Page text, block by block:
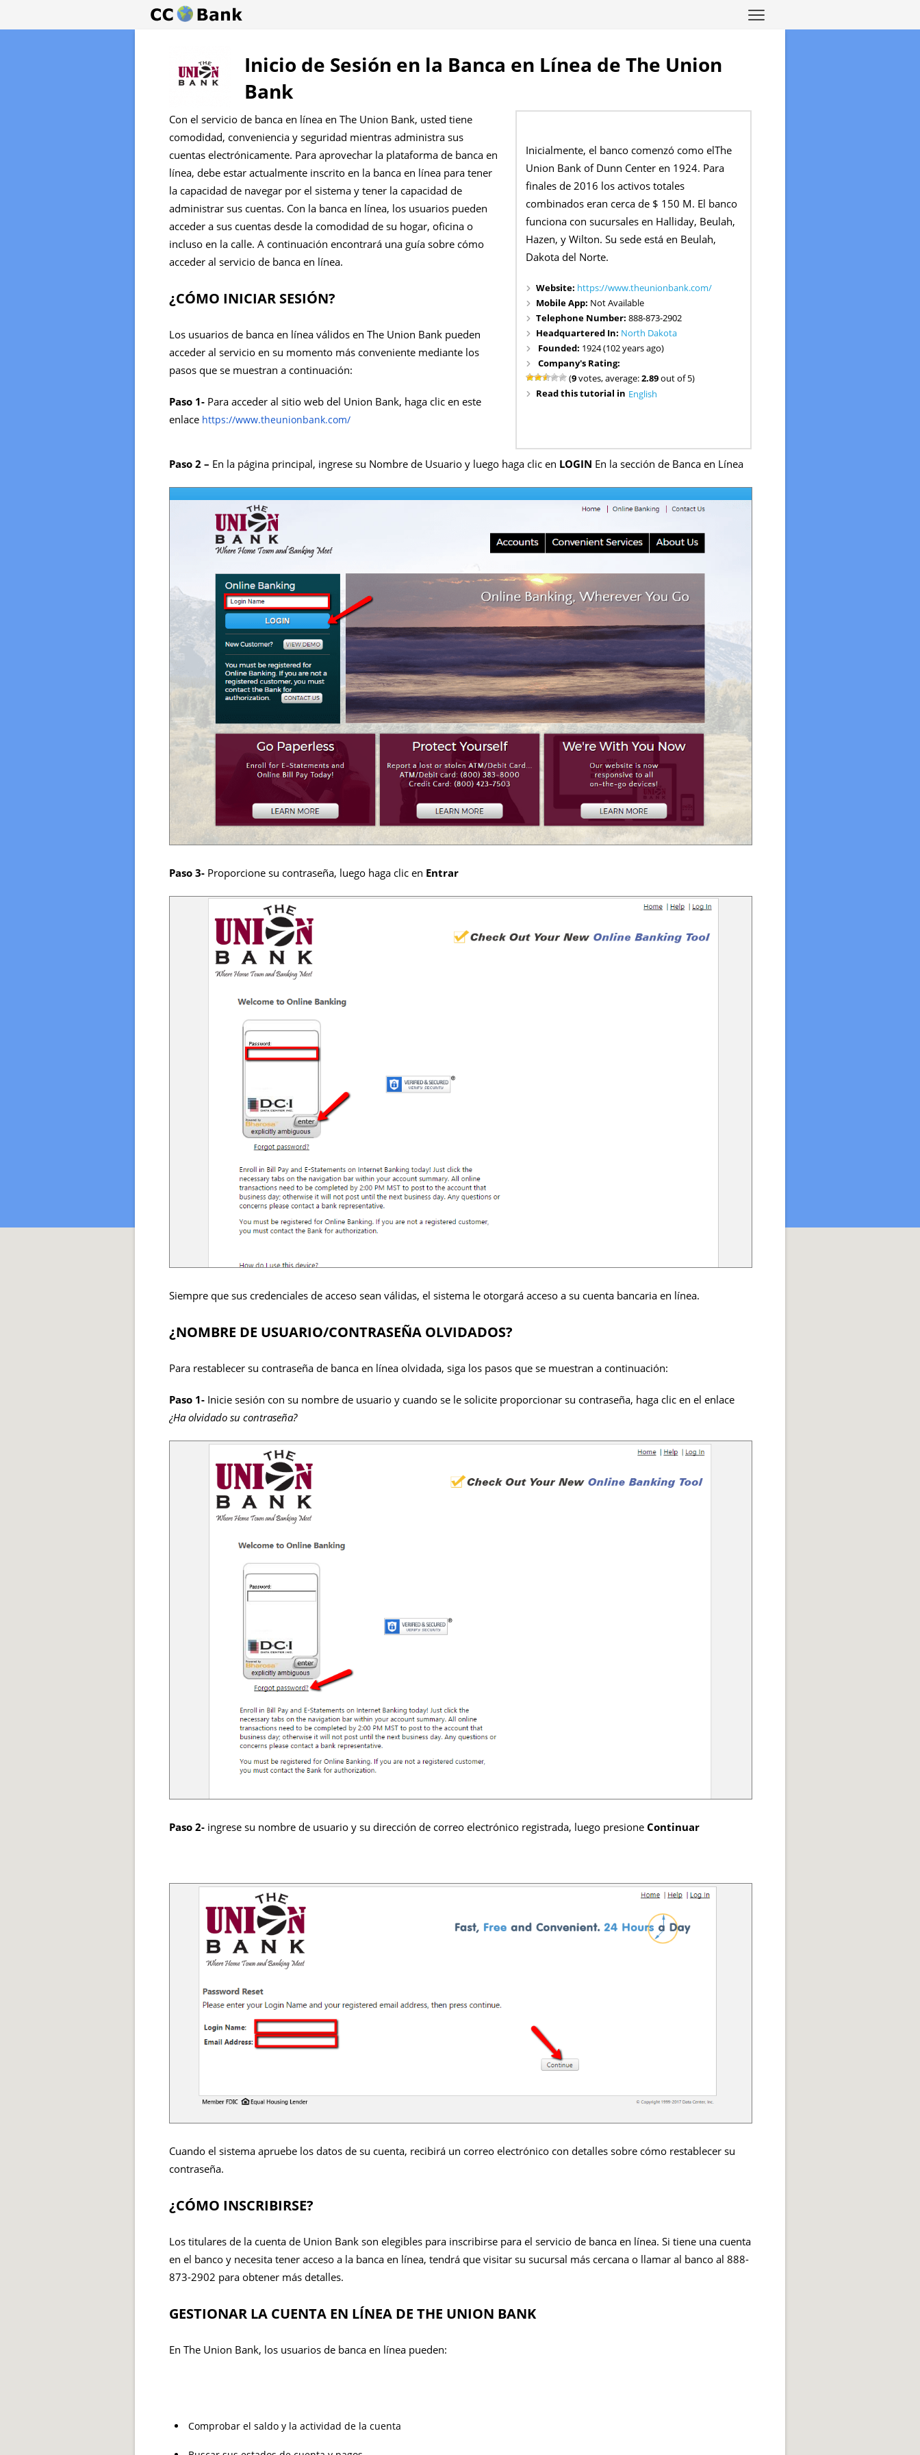
Inicio de Sesión en la Banca en Línea de The Union
Bank
Inicialmente, el banco comenzó como elThe
Union Bank of Dunn Center en 1924. Para
finales de 2016 los activos totales
combinados eran cerca de $ 150 M. El banco
funciona con sucursales en Halliday, Beulah,
Hazen, y Wilton. Su sede está en Beulah,
Dakota del Norte.
Website: https://www.theunionbank.com/
Mobile App: Not Available
Telephone Number:888-873-2902
Headquartered In: North Dakota
Founded: 1924 (102 years ago)
Company's Rating:
(9votes, average:2.89out of 5)
English
Read this tutorial in
Con el servicio de banca en línea en The Union Bank, usted tiene
comodidad, conveniencia y seguridad mientras administra sus
cuentas electrónicamente. Para aprovechar la plataforma de banca en
línea, debe estar actualmente inscrito en la banca en línea para tener
la capacidad de navegar por el sistema y tener la capacidad de
administrar sus cuentas. Con la banca en línea, los usuarios pueden
acceder a sus cuentas desde la comodidad de su hogar, oficina o
incluso en la calle. A continuación encontrará una guía sobre cómo
acceder al servicio de banca en línea.
¿CÓMO INICIAR SESIÓN?
Los usuarios de banca en línea válidos en The Union Bank pueden
acceder al servicio en su momento más conveniente mediante los
pasos que se muestran a continuación:
Paso 1- Para acceder al sitio web del Union Bank, haga clic en este
enlace https://www.theunionbank.com/
Paso 2 – En la página principal, ingrese su Nombre de Usuario y luego haga clic en LOGIN En la sección de Banca en Línea
Paso 3- Proporcione su contraseña, luego haga clic en Entrar
Siempre que sus credenciales de acceso sean válidas, el sistema le otorgará acceso a su cuenta bancaria en línea.
¿NOMBRE DE USUARIO/CONTRASEÑA OLVIDADOS?
Para restablecer su contraseña de banca en línea olvidada, siga los pasos que se muestran a continuación:
Paso 1- Inicie sesión con su nombre de usuario y cuando se le solicite proporcionar su contraseña, haga clic en el enlace
¿Ha olvidado su contraseña?
Paso 2- ingrese su nombre de usuario y su dirección de correo electrónico registrada, luego presioneContinuar
Cuando el sistema apruebe los datos de su cuenta, recibirá un correo electrónico con detalles sobre cómo restablecer su
contraseña.
¿CÓMO INSCRIBIRSE?
Los titulares de la cuenta de Union Bank son elegibles para inscribirse para el servicio de banca en línea. Si tiene una cuenta
en el banco y necesita tener acceso a la banca en línea, tendrá que visitar su sucursal más cercana o llamar al banco al 888-
873-2902 para obtener más detalles.
GESTIONAR LA CUENTA EN LÍNEA DE THE UNION BANK
En The Union Bank, los usuarios de banca en línea pueden:
Comprobar el saldo y la actividad de la cuenta